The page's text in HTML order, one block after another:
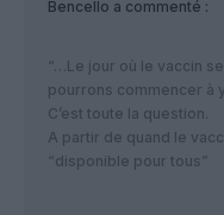
Bencello a commenté :
“…Le jour où le vaccin
pourrons commencer à
C’est toute la question.
A partir de quand le
“disponible pour tous”